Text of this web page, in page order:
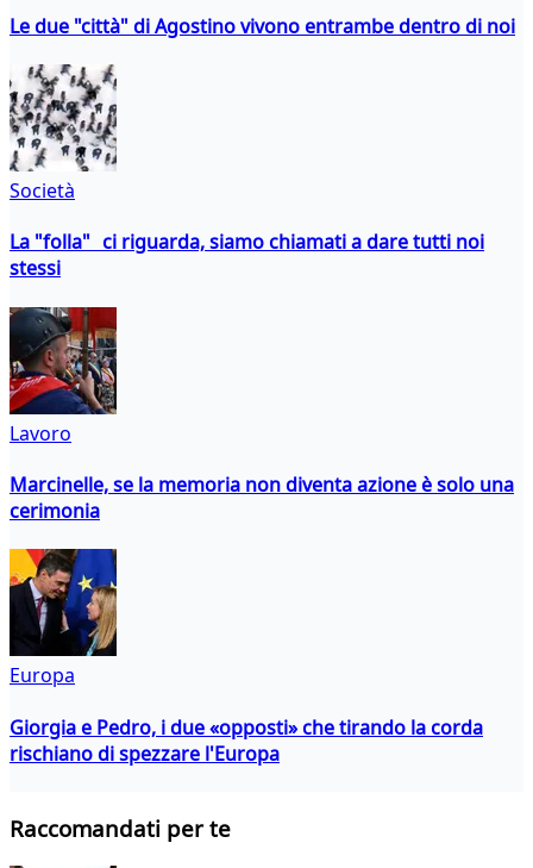
Le due "città" di Agostino vivono entrambe dentro di noi
Società
La "folla" ci riguarda, siamo chiamati a dare tutti noi
stessi
Lavoro
Marcinelle, se la memoria non diventa azione è solo una
cerimonia
Europa
Giorgia e Pedro, i due «opposti» che tirando la corda
rischiano di spezzare l'Europa
Raccomandati per te